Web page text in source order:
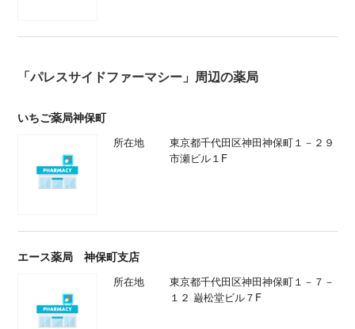
「パレスサイドファーマシー」周辺の薬局
いちご薬局神保町
所在地
東京都千代田区神田神保町１－２９
市瀬ビル１F
エース薬局 神保町支店
所在地
東京都千代田区神田神保町１－７－
１２ 巌松堂ビル７F